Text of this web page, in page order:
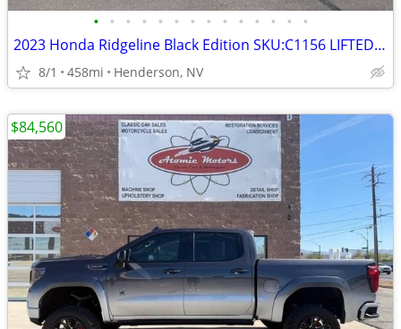
• • • • • • • • • • • • • •
2023 Honda Ridgeline Black Edition SKU:C1156 LIFTED TRUCK
8/1 458mi Henderson, NV
$84,560